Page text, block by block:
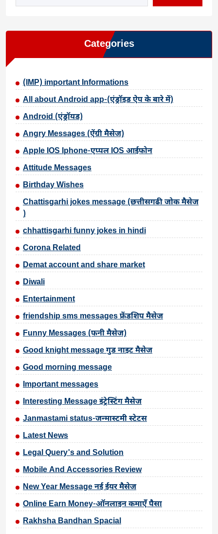
Categories
(IMP) important Informations
All about Android app-(एंड्रॉइड ऐप के बारे में)
Android (एंड्रॉयड)
Angry Messages (ऐंग्री मैसेज)
Apple IOS Iphone-एप्पल IOS आईफोन
Attitude Messages
Birthday Wishes
Chattisgarhi jokes message (छत्तीसगढी जोक मैसेज
)
chhattisgarhi funny jokes in hindi
Corona Related
Demat account and share market
Diwali
Entertainment
friendship sms messages फ्रेंडशिप मैसेज
Funny Messages (फनी मैसेज)
Good knight message गुड नाइट मैसेज
Good morning message
Important messages
Interesting Message इंट्रेस्टिंग मैसेज
Janmastami status-जन्मास्टमी स्टेटस
Latest News
Legal Query's and Solution
Mobile And Accessories Review
New Year Message नई ईयर मैसेज
Online Earn Money-ऑनलाइन कमाएँ पैसा
Rakhsha Bandhan Spacial